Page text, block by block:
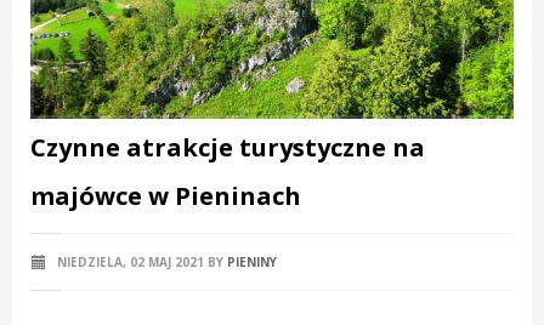
Czynne atrakcje turystyczne na
majówce w Pieninach
NIEDZIELA, 02 MAJ 2021 BY PIENINY